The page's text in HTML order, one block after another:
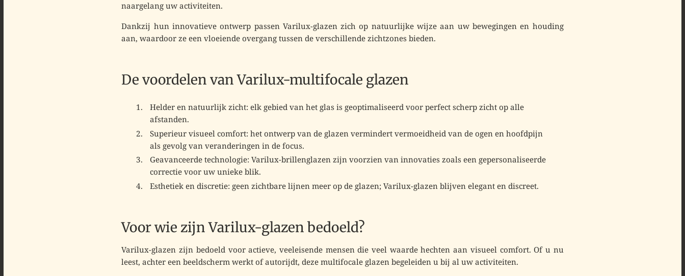
naargelang uw activiteiten.
Dankzij hun innovatieve ontwerp passen Varilux-glazen zich op natuurlijke wijze aan uw bewegingen en houding
aan, waardoor ze eenvloeiende overgang tussen de verschillende zichtzones bieden.
De voordelen van Varilux-multifocale glazen
Helder en natuurlijk zicht: elk gebied van het glas is geoptimaliseerd voor perfect scherp zicht op alle
afstanden.
Superieur visueel comfort: het ontwerp van de glazen vermindert vermoeidheid van de ogen en hoofdpijn
als gevolg van veranderingen in de focus.
Geavanceerde technologie: Varilux-brillenglazen zijn voorzien van innovaties zoals een gepersonaliseerde
correctievoor uw unieke blik.
Esthetiek en discretie: geen zichtbare lijnen meer op de glazen; Varilux-glazen blijven elegant en discreet.
Voor wie zijn Varilux-glazen bedoeld?
Varilux-glazen zijn bedoeld vooractieve, veeleisendemensendie veel waarde hechten aan visueel comfort. Of u nu
leest, achter een beeldscherm werkt of autorijdt, deze multifocale glazen begeleiden u bij al uw activiteiten.